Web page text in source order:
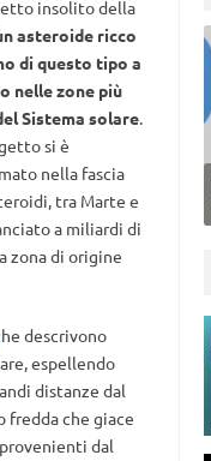
insolito della
asteroide ricco
di questo tipo a
nelle zone più
Sistema solare.
si è
nella fascia
tra Marte e
a miliardi di
zona di origine
descrivono
espellendo
distanze dal
fredda che giace
dal